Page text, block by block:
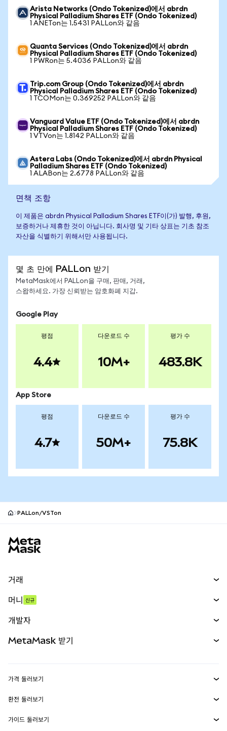
Arista Networks (Ondo Tokenized)에서 abrdn
Physical Palladium Shares ETF (Ondo Tokenized)
1 ANETon는 1.5431 PALLon와 같음
Quanta Services (Ondo Tokenized)에서 abrdn
Physical Palladium Shares ETF (Ondo Tokenized)
1 PWRon는 5.4036 PALLon와 같음
Trip.com Group (Ondo Tokenized)에서 abrdn
Physical Palladium Shares ETF (Ondo Tokenized)
1 TCOMon는 0.369252 PALLon와 같음
Vanguard Value ETF (Ondo Tokenized)에서 abrdn
Physical Palladium Shares ETF (Ondo Tokenized)
1 VTVon는 1.8142 PALLon와 같음
Astera Labs (Ondo Tokenized)에서 abrdn Physical
Palladium Shares ETF (Ondo Tokenized)
1 ALABon는 2.6778 PALLon와 같음
면책 조항
이 제품은 abrdn Physical Palladium Shares ETF이(가) 발행, 후원,
보증하거나 제휴한 것이 아닙니다. 회사명 및 기타 상표는 기초 참조
자산을 식별하기 위해서만 사용됩니다.
몇 초 만에 PALLon 받기
MetaMask에서 PALLon을 구매, 판매, 거래,
스왑하세요. 가장 신뢰받는 암호화폐 지갑.
Google Play
평점
4.4
다운로드 수
10M+
평가 수
483.8K
App Store
평점
4.7
다운로드 수
50M+
평가 수
75.8K
PALLon/VSTon
거래
무기한 선물
실물자산
머니 신규
개발자
MetaMask Connect
Snaps
MetaMask 받기
보안
가격 둘러보기
이더리움 가격
솔라나 가격
환전 둘러보기
ETH를 USD로 환전
가이드 둘러보기